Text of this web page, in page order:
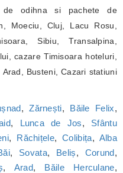
de odihna si pachete de
Moeciu, Cluj, Lacu Rosu,
Sibiu, Transalpina,
cazare Timisoara hoteluri,
Busteni, Cazari statiuni
,Zărnești, Băile Felix,
, Lunca de Jos, Sfântu
, Răchițele,Colibița, Alba
, Sovata, Beliș, Corund,
, Arad, Băile Herculane,